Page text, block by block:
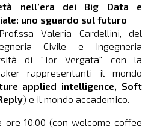
nell’era dei Big Data e
uno sguardo sul futuro
Valeria Cardellini, del
Civile e Ingegneria
di "Tor Vergata" con la
rappresentanti il mondo
applied intelligence, Soft
) e il mondo accademico.
ore 10:00 (con welcome coffee